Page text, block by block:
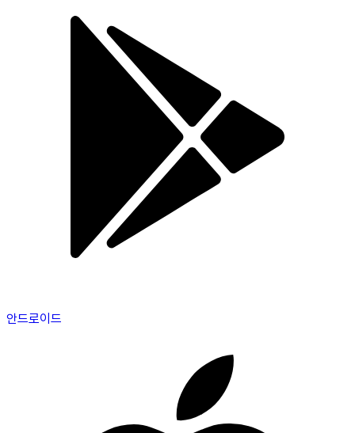
안드로이드